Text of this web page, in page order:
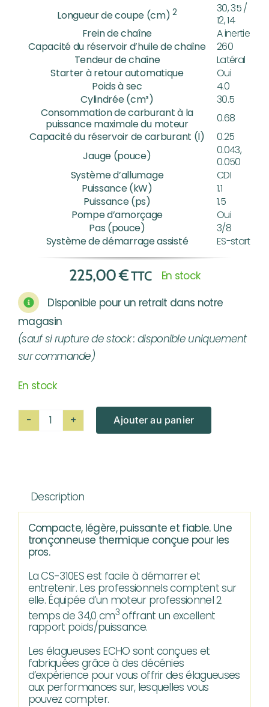
Longueur de coupe (cm)2
30, 35 /
12, 14
Frein de chaîne
A inertie
Capacité du réservoir d’huile de chaîne
260
Tendeur de chaîne
Latéral
Starter à retour automatique
Oui
Poids à sec
4.0
Cylindrée (cm³)
30.5
Consommation de carburant à la
puissance maximale du moteur
0.68
Capacité du réservoir de carburant (l)
0.25
Jauge (pouce)
0.043,
0.050
Système d’allumage
CDI
Puissance (kW)
1.1
Puissance (ps)
1.5
Pompe d’amorçage
Oui
Pas (pouce)
3/8
Système de démarrage assisté
ES-start
225,00€TTC
En stock
Disponible pour un retrait dans notre
magasin
(sauf si rupture de stock : disponible uniquement
sur commande)
En stock
quantité
CS-
310ES
Ajouter au panier
Description
Compacte, légère, puissante et fiable. Une
tronçonneuse thermique conçue pour les
pros.
La CS-310ES est facile à démarrer et
entretenir. Les professionnels comptent sur
elle. Équipée d’un moteur professionnel 2
temps de 34,0 cm3offrant un excellent
rapport poids/puissance.
Les élagueuses ECHO sont conçues et
fabriquées grâce à des décénies
d’expérience pour vous offrir des élagueuses
aux performances sur, lesquelles vous
pouvez compter.